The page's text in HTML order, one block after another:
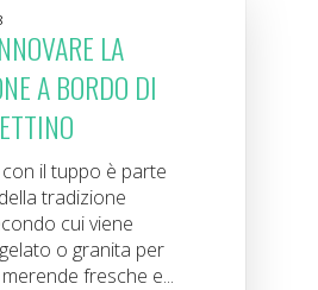
LA
A BORDO DI
il tuppo è parte
tradizione
cui viene
o granita per
fresche e...